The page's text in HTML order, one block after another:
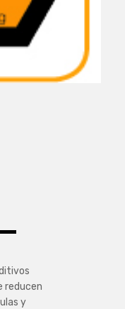
reducen
y